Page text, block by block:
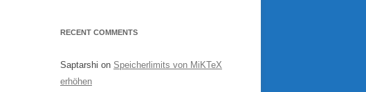
RECENT COMMENTS
Saptarshi on Speicherlimits von MiKTeX
erhöhen